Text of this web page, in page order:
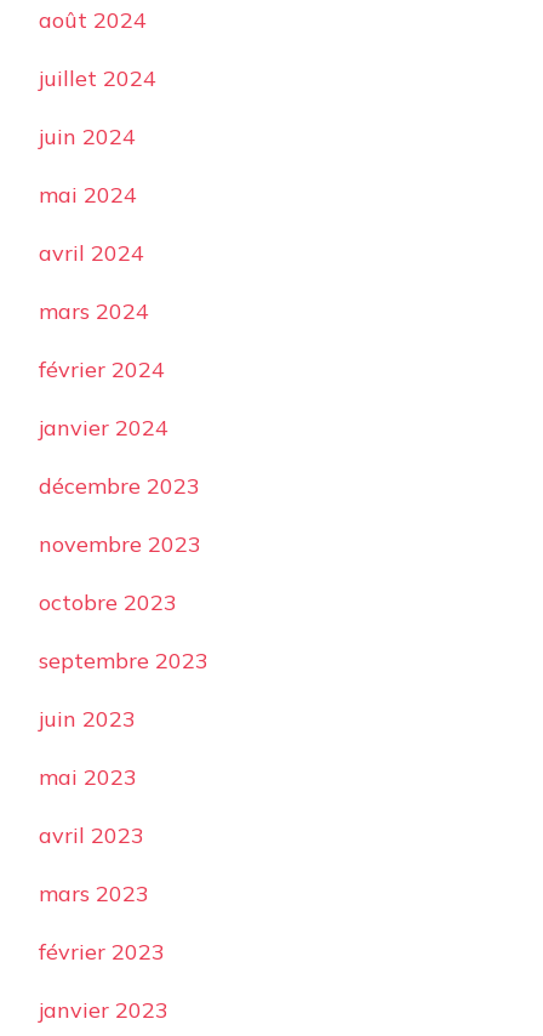
août 2024
juillet 2024
juin 2024
mai 2024
avril 2024
mars 2024
février 2024
janvier 2024
décembre 2023
novembre 2023
octobre 2023
septembre 2023
juin 2023
mai 2023
avril 2023
mars 2023
février 2023
janvier 2023